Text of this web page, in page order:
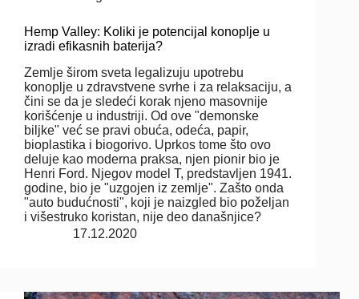
Hemp Valley: Koliki je potencijal konoplje u
izradi efikasnih baterija?
Zemlje širom sveta legalizuju upotrebu
konoplje u zdravstvene svrhe i za relaksaciju, a
čini se da je sledeći korak njeno masovnije
korišćenje u industriji. Od ove "demonske
biljke" već se pravi obuća, odeća, papir,
bioplastika i biogorivo. Uprkos tome što ovo
deluje kao moderna praksa, njen pionir bio je
Henri Ford. Njegov model T, predstavljen 1941.
godine, bio je "uzgojen iz zemlje". Zašto onda
"auto budućnosti", koji je naizgled bio poželjan
i višestruko koristan, nije deo današnjice?
17.12.2020